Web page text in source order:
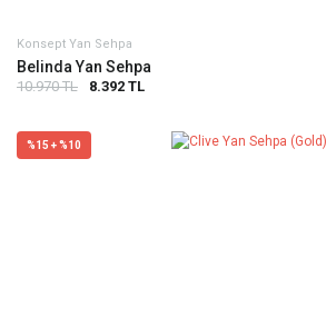
Konsept Yan Sehpa
Belinda Yan Sehpa
10.970 TL 8.392 TL
%15 + %10